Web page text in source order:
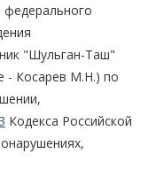
"Шульган-Таш"
- Косарев М.Н.) по
Кодекса Российской